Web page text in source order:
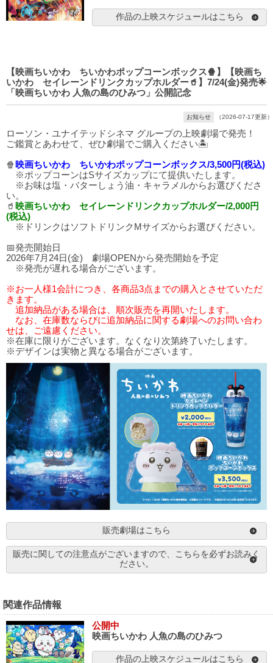
作品の上映スケジュールはこちら
【映画ちいかわ ちいかわポップコーンボックス🍿】【映画ち
いかわ セイレーンドリンクカップホルダー🥤】7/24(金)発売🌟
「映画ちいかわ 人魚の島のひみつ」公開記念
お知らせ （2026-07-17更新）
ローソン・ユナイテッドシネマ グループの上映劇場で発売！
ご鑑賞とあわせて、ぜひ劇場でご購入ください🏝️
🍿 映画ちいかわ ちいかわポップコーンボックス/3,500円(税込)
※ポップコーンはSサイズカップにて提供いたします。
※お味は塩・バターしょう油・キャラメルからお選びくださ
い。
🥤 映画ちいかわ セイレーンドリンクカップホルダー/2,000円
(税込)
※ドリンクはソフトドリンクMサイズからお選びください。
📅発売開始日
2026年7月24日(金) 劇場OPENから発売開始を予定
※発売が遅れる場合がございます。
※お一人様1会計につき、各商品3点までの購入とさせていただ
きます。
追加納品がある場合は、順次販売を再開いたします。
なお、在庫数ならびに追加納品に関する劇場へのお問い合わ
せは、ご遠慮ください。
※在庫に限りがございます。なくなり次第終了いたします。
※デザインは実物と異なる場合がございます。
販売劇場はこちら
販売に関しての注意点がございますので、こちらを必ずお読みく
ださい。
関連作品情報
公開中
映画ちいかわ 人魚の島のひみつ
作品の上映スケジュールはこちら